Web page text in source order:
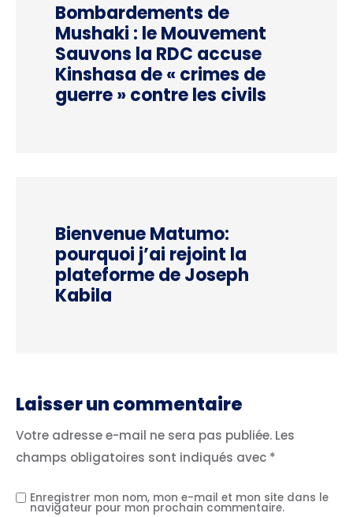
Bombardements de
Mushaki : le Mouvement
Sauvons la RDC accuse
Kinshasa de « crimes de
guerre » contre les civils
Bienvenue Matumo:
pourquoi j’ai rejoint la
plateforme de Joseph
Kabila
Laisser un commentaire
Votre adresse e-mail ne sera pas publiée. Les
champs obligatoires sont indiqués avec *
Enregistrer mon nom, mon e-mail et mon site dans le
navigateur pour mon prochain commentaire.